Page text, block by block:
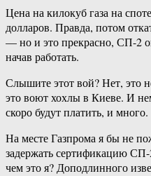
Цена на килокуб газа на
долларов. Правда, потом
— но и это прекрасно, СП-2
начав работать.
Слышите этот вой? Нет, это
это воют хохлы в Киеве. И
скоро будут платить, и много.
На месте Газпрома я бы не
задержать сертификацию
чем это я? Доподлинного